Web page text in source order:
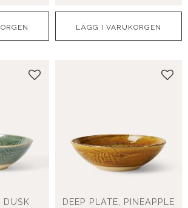
DUSK
Lägg till i favoriter
DEEP PLATE, PINEAPPLE